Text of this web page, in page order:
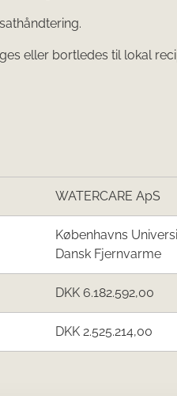
eller bortledes til lokal
WATERCARE ApS
Københavns
Dansk Fjernvarme
DKK 6.182.592,00
DKK 2.525.214,00